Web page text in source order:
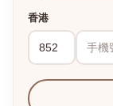
香港